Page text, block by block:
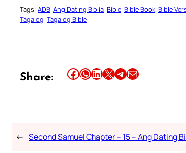
Tags: ADB Ang Dating Biblia Bible Bible Book Bible
Tagalog Tagalog Bible
Share: Share this article on Facebook Share this article on WhatsApp Share this article on LinkedIn Share this article on X Share this article on TelegramEmail this Article
← Second Samuel Chapter – 15 – Ang Dating